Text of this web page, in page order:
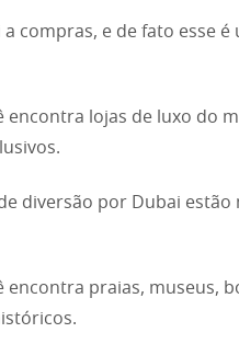
a compras, e de fato esse
encontra lojas de luxo do
diversão por Dubai estão
encontra praias, museus,